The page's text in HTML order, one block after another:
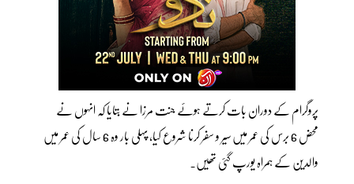
پروگرام کے دوران بات کرتے ہوئے جنت مرزا نے بتایا کہ انہوں نے
محض 6 برس کی عمر میں سیر و سفر کرنا شروع کیا، پہلی بار وہ 6 سال کی عمر میں
والدین کے ہمراہ یورپ گئی تھیں۔